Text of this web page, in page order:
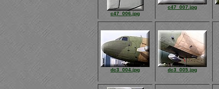
c47_006.jpg
c47_007.jpg
dc3_004.jpg dc3_005.jpg